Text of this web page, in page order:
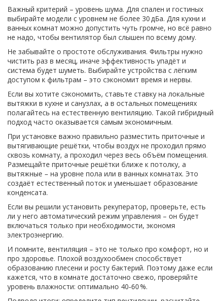
Важный критерий – уровень шума. Для спален и гостиных
выбирайте модели с уровнем не более 30 дБа. Для кухни и
ванных комнат можно допустить чуть громче, но всё равно
не надо, чтобы вентилятор был слышен по всему дому.
Не забывайте о простоте обслуживания. Фильтры нужно
чистить раз в месяц, иначе эффективность упадёт и
система будет шуметь. Выбирайте устройства с лёгким
доступом к фильтрам – это сэкономит время и нервы.
Если вы хотите сэкономить, ставьте ставку на локальные
вытяжки в кухне и санузлах, а в остальных помещениях
полагайтесь на естественную вентиляцию. Такой гибридный
подход часто оказывается самым экономичным.
При установке важно правильно разместить приточные и
вытягивающие решётки, чтобы воздух не проходил прямо
сквозь комнату, а проходил через весь объём помещения.
Размещайте приточные решётки ближе к потолку, а
вытяжные – на уровне пола или в ванных комнатах. Это
создаёт естественный поток и уменьшает образование
конденсата.
Если вы решили установить рекуператор, проверьте, есть
ли у него автоматический режим управления – он будет
включаться только при необходимости, экономя
электроэнергию.
И помните, вентиляция – это не только про комфорт, но и
про здоровье. Плохой воздухообмен способствует
образованию плесени и росту бактерий. Поэтому даже если
кажется, что в комнате достаточно свежо, проверяйте
уровень влажности: оптимально 40‑60 %.